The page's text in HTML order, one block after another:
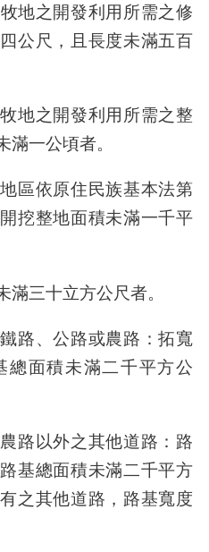
地之開發利用所需之修
公尺，且長度未滿五百
地之開發利用所需之整
一公頃者。
區依原住民族基本法第
挖整地面積未滿一千平
滿三十立方公尺者。
路、公路或農路：拓寬
總面積未滿二千平方公
路以外之其他道路：路
基總面積未滿二千平方
之其他道路，路基寬度